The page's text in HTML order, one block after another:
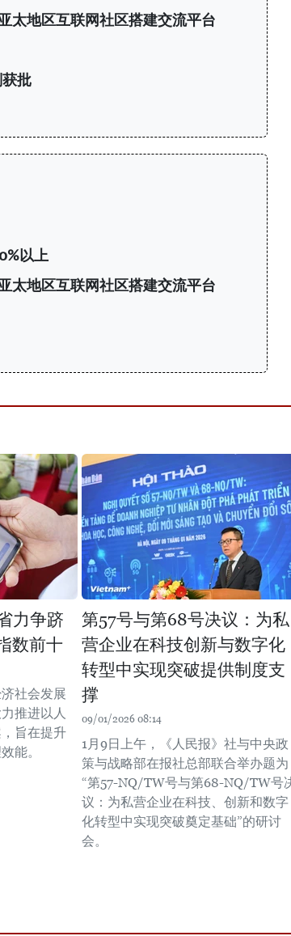
太地区互联网社区搭建交流平台
批
以上
太地区互联网社区搭建交流平台
力争跻
数前十
社会发展
推进以人
旨在提升
能。
第57号与第68号决议：为私
营企业在科技创新与数字化
转型中实现突破提供制度支
撑
09/01/2026 08:14
1月9日上午，《人民报》社与中央政
策与战略部在报社总部联合举办题为
“第57-NQ/TW号与第68-NQ/TW号
议：为私营企业在科技、创新和数字
化转型中实现突破奠定基础”的研讨
会。